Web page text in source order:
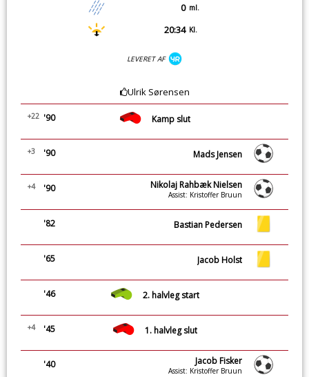
0 ml.
20:34 Kl.
LEVERET AF
Ulrik Sørensen
'90
+22 Kamp slut
'90
+3 Mads Jensen
'90
+4 Nikolaj Rahbæk Nielsen
Assist: Kristoffer Bruun
'82 Bastian Pedersen
'65 Jacob Holst
'46 2. halvleg start
'45
+4 1. halvleg slut
'40 Jacob Fisker
Assist: Kristoffer Bruun